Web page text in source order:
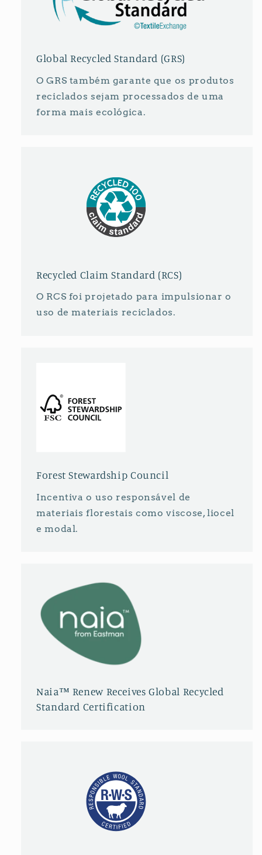
Global Recycled Standard (GRS)
O GRS também garante que os produtos
reciclados sejam processados ​​de uma
forma mais ecológica.
Recycled Claim Standard (RCS)
O RCS foi projetado para impulsionar o
uso de materiais reciclados.
Forest Stewardship Council
Incentiva o uso responsável de
materiais florestais como viscose, liocel
e modal.
Naia™ Renew Receives Global Recycled
Standard Certification